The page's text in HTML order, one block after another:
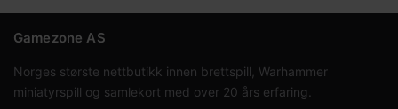
Gamezone AS
Norges største nettbutikk innen brettspill, Warhammer
miniatyrspill og samlekort med over 20 års erfaring.